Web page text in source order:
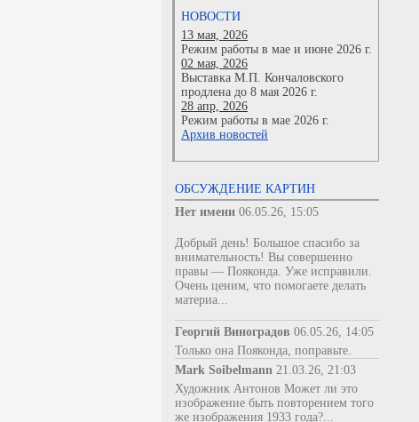
НОВОСТИ
13 мая, 2026
Режим работы в мае и июне 2026 г.
02 мая, 2026
Выставка М.П. Кончаловского
продлена до 8 мая 2026 г.
28 апр, 2026
Режим работы в мае 2026 г.
Архив новостей
ОБСУЖДЕНИЕ КАРТИН
Нет имени 06.05.26, 15:05
Добрый день! Большое спасибо за
внимательность! Вы совершенно
правы — Пояконда. Уже исправили.
Очень ценим, что помогаете делать
материа...
Георгий Виноградов 06.05.26, 14:05
Только она Пояконда, поправьте.
Mark Soibelmann 21.03.26, 21:03
Художник Антонов Может ли это
изображение быть повторением того
же изображения 1933 года?...